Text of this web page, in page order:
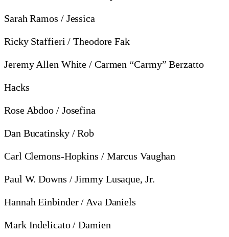
Sarah Ramos / Jessica
Ricky Staffieri / Theodore Fak
Jeremy Allen White / Carmen “Carmy” Berzatto
Hacks
Rose Abdoo / Josefina
Dan Bucatinsky / Rob
Carl Clemons-Hopkins / Marcus Vaughan
Paul W. Downs / Jimmy Lusaque, Jr.
Hannah Einbinder / Ava Daniels
Mark Indelicato / Damien